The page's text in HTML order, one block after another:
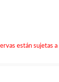
están sujetas